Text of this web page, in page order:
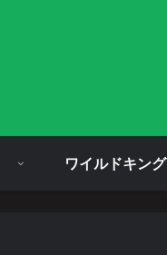
ワイルドキング